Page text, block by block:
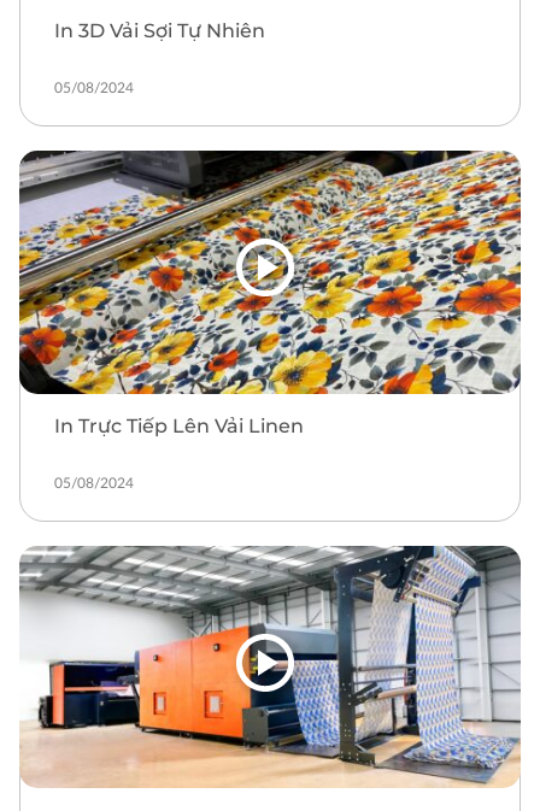
In 3D Vải Sợi Tự Nhiên
05/08/2024
In Trực Tiếp Lên Vải Linen
05/08/2024